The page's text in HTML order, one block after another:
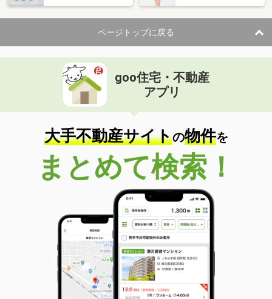
ページトップに戻る
goo住宅・不動産
アプリ
大手不動産サイトの物件を
まとめて検索！